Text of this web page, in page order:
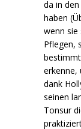
da in
haben
wenn sie
Pflegen,
erkenne,
dank
seinen
Tonsur